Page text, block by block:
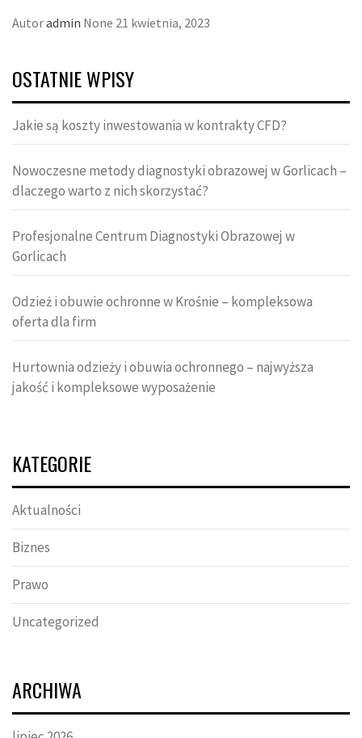
Autoradmin None 21 kwietnia, 2023
OSTATNIE WPISY
Jakie są koszty inwestowania w kontrakty CFD?
Nowoczesne metody diagnostyki obrazowej w Gorlicach –
dlaczego warto z nich skorzystać?
Profesjonalne Centrum Diagnostyki Obrazowej w
Gorlicach
Odzież i obuwie ochronne w Krośnie – kompleksowa
oferta dla firm
Hurtownia odzieży i obuwia ochronnego – najwyższa
jakość i kompleksowe wyposażenie
KATEGORIE
Aktualności
Biznes
Prawo
Uncategorized
ARCHIWA